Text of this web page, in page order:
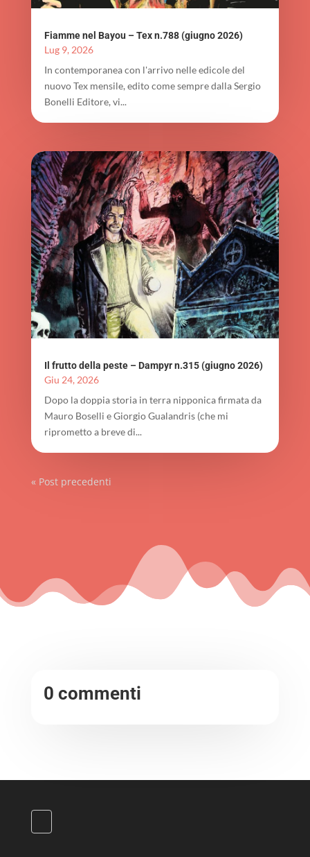
Fiamme nel Bayou – Tex n.788 (giugno 2026)
Lug 9, 2026
In contemporanea con l'arrivo nelle edicole del
nuovo Tex mensile, edito come sempre dalla Sergio
Bonelli Editore, vi...
Il frutto della peste – Dampyr n.315 (giugno 2026)
Giu 24, 2026
Dopo la doppia storia in terra nipponica firmata da
Mauro Boselli e Giorgio Gualandris (che mi
riprometto a breve di...
« Post precedenti
0 commenti